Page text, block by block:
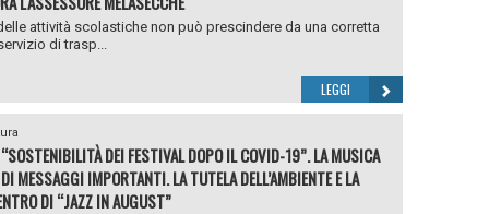
attività scolastiche non può prescindere da una corretta
di trasp...
LEGGI
DEI FESTIVAL DOPO IL COVID-19”. LA MUSICA
MESSAGGI IMPORTANTI. LA TUTELA DELL’AMBIENTE E LA
DI “JAZZ IN AUGUST”